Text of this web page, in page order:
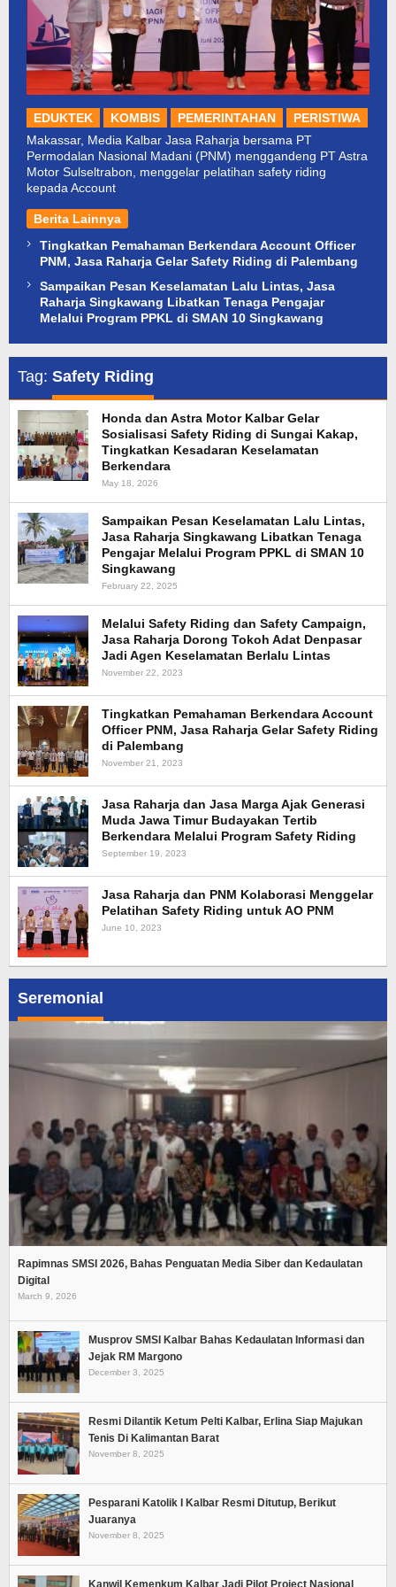
EDUKTEK KOMBIS PEMERINTAHAN
PERISTIWA
Makassar, Media Kalbar Jasa Raharja bersama PT
Permodalan Nasional Madani (PNM) menggandeng PT Astra
Motor Sulseltrabon, menggelar pelatihan safety riding
kepada Account
Berita Lainnya
Tingkatkan Pemahaman Berkendara Account Officer
PNM, Jasa Raharja Gelar Safety Riding di Palembang
Sampaikan Pesan Keselamatan Lalu Lintas, Jasa
Raharja Singkawang Libatkan Tenaga Pengajar
Melalui Program PPKL di SMAN 10 Singkawang
Seremonial
Rapimnas SMSI 2026, Bahas Penguatan Media Siber dan Kedaulatan
Digital
March 9, 2026
Musprov SMSI Kalbar Bahas Kedaulatan Informasi dan
Jejak RM Margono
December 3, 2025
Resmi Dilantik Ketum Pelti Kalbar, Erlina Siap Majukan
Tenis Di Kalimantan Barat
November 8, 2025
Pesparani Katolik I Kalbar Resmi Ditutup, Berikut
Juaranya
November 8, 2025
Kanwil Kemenkum Kalbar Jadi Pilot Project Nasional
Tag: Safety Riding
Honda dan Astra Motor Kalbar Gelar
Sosialisasi Safety Riding di Sungai Kakap,
Tingkatkan Kesadaran Keselamatan
Berkendara
May 18, 2026
Sampaikan Pesan Keselamatan Lalu Lintas,
Jasa Raharja Singkawang Libatkan Tenaga
Pengajar Melalui Program PPKL di SMAN 10
Singkawang
February 22, 2025
Melalui Safety Riding dan Safety Campaign,
Jasa Raharja Dorong Tokoh Adat Denpasar
Jadi Agen Keselamatan Berlalu Lintas
November 22, 2023
Tingkatkan Pemahaman Berkendara Account
Officer PNM, Jasa Raharja Gelar Safety Riding
di Palembang
November 21, 2023
Jasa Raharja dan Jasa Marga Ajak Generasi
Muda Jawa Timur Budayakan Tertib
Berkendara Melalui Program Safety Riding
September 19, 2023
Jasa Raharja dan PNM Kolaborasi Menggelar
Pelatihan Safety Riding untuk AO PNM
June 10, 2023